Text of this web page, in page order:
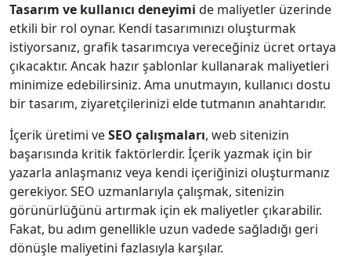
Tasarım ve kullanıcı deneyimi de maliyetler üzerinde
etkili bir rol oynar. Kendi tasarımınızı oluşturmak
istiyorsanız, grafik tasarımcıya vereceğiniz ücret ortaya
çıkacaktır. Ancak hazır şablonlar kullanarak maliyetleri
minimize edebilirsiniz. Ama unutmayın, kullanıcı dostu
bir tasarım, ziyaretçilerinizi elde tutmanın anahtarıdır.
İçerik üretimi veSEO çalışmaları, web sitenizin
başarısında kritik faktörlerdir. İçerik yazmak için bir
yazarla anlaşmanız veya kendi içeriğinizi oluşturmanız
gerekiyor. SEO uzmanlarıyla çalışmak, sitenizin
görünürlüğünü artırmak için ek maliyetler çıkarabilir.
Fakat, bu adım genellikle uzun vadede sağladığı geri
dönüşle maliyetini fazlasıyla karşılar.